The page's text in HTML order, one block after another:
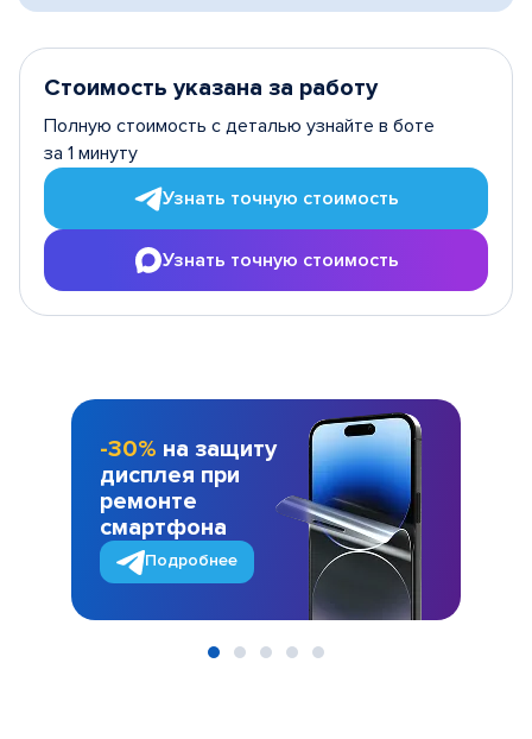
Стоимость указана за работу
Полную стоимость с деталью узнайте в боте
за 1 минуту
Узнать точную стоимость
Узнать точную стоимость
-30% на защиту
дисплея при
ремонте
смартфона
Подробнее